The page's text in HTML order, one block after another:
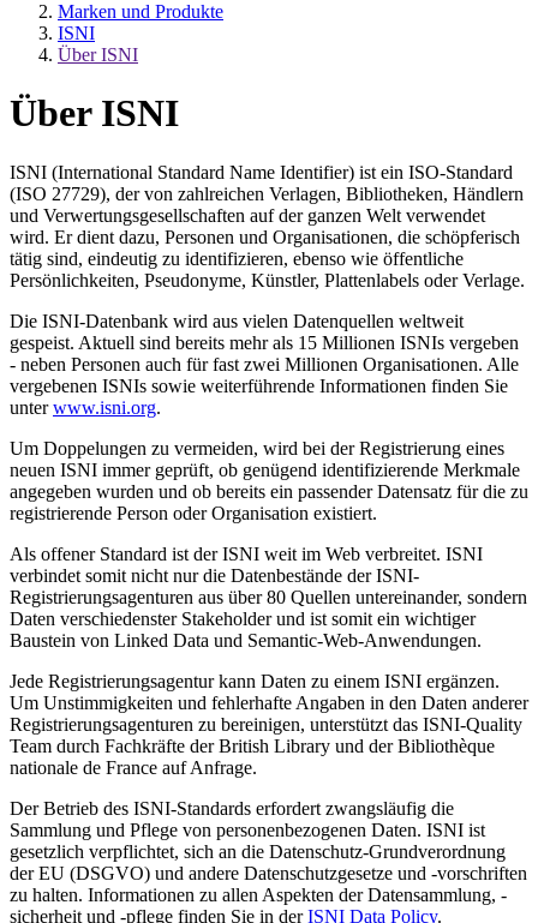
Marken und Produkte
ISNI
Über ISNI
Über ISNI
ISNI (International Standard Name Identifier) ist ein ISO-Standard
(ISO 27729), der von zahlreichen Verlagen, Bibliotheken, Händlern
und Verwertungsgesellschaften auf der ganzen Welt verwendet
wird. Er dient dazu, Personen und Organisationen, die schöpferisch
tätig sind, eindeutig zu identifizieren, ebenso wie öffentliche
Persönlichkeiten, Pseudonyme, Künstler, Plattenlabels oder Verlage.
Die ISNI-Datenbank wird aus vielen Datenquellen weltweit
gespeist. Aktuell sind bereits mehr als 15 Millionen ISNIs vergeben
- neben Personen auch für fast zwei Millionen Organisationen. Alle
vergebenen ISNIs sowie weiterführende Informationen finden Sie
unterwww.isni.org.
Um Doppelungen zu vermeiden, wird bei der Registrierung eines
neuen ISNI immer geprüft, ob genügend identifizierende Merkmale
angegeben wurden und ob bereits ein passender Datensatz für die zu
registrierende Person oder Organisation existiert.
Als offener Standard ist der ISNI weit im Web verbreitet. ISNI
verbindet somit nicht nur die Datenbestände der ISNI-
Registrierungsagenturen aus über 80 Quellen untereinander, sondern
Daten verschiedenster Stakeholder und ist somit ein wichtiger
Baustein von Linked Data und Semantic-Web-Anwendungen.
Jede Registrierungsagentur kann Daten zu einem ISNI ergänzen.
Um Unstimmigkeiten und fehlerhafte Angaben in den Daten anderer
Registrierungsagenturen zu bereinigen, unterstützt das ISNI-Quality
Team durch Fachkräfte der British Library und der Bibliothèque
nationale de France auf Anfrage.
Der Betrieb des ISNI-Standards erfordert zwangsläufig die
Sammlung und Pflege von personenbezogenen Daten. ISNI ist
gesetzlich verpflichtet, sich an die Datenschutz-Grundverordnung
der EU (DSGVO) und andere Datenschutzgesetze und -vorschriften
zu halten. Informationen zu allen Aspekten der Datensammlung, -
sicherheit und -pflege finden Sie in derISNI Data Policy.